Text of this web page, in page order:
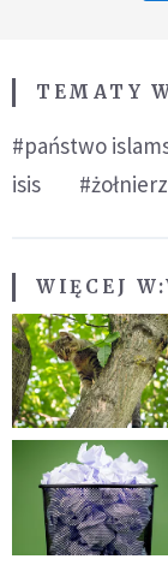
TEMATY
#państwo
isis
WIĘCEJ W: